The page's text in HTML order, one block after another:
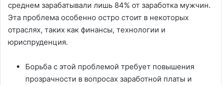
среднем зарабатывали лишь 84% от заработка мужчин.
Эта проблема особенно остро стоит в некоторых
отраслях, таких как финансы, технологии и
юриспруденция.
Борьба с этой проблемой требует повышения
прозрачности в вопросах заработной платы и